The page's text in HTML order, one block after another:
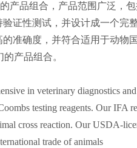
的产品组合，产品范围广泛，
证性测试，并设计成一个
准确度，并符合适用于动物
产品组合。
in veterinary diagnostics
testing reagents. Our IFA
cross reaction. Our USDA-
trade of animals